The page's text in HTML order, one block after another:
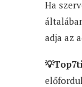
Ha
adja az